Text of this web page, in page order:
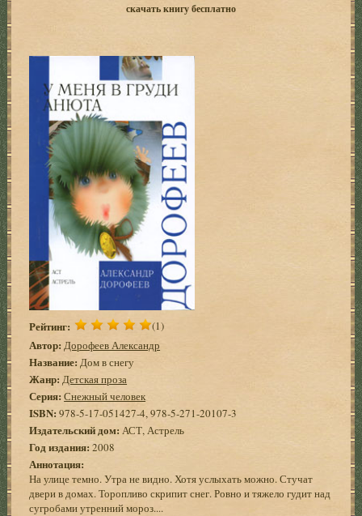
скачать книгу бесплатно
Рейтинг: (1)
Автор: Дорофеев Александр
Название: Дом в снегу
Жанр: Детская проза
Серия: Снежный человек
ISBN: 978-5-17-051427-4, 978-5-271-20107-3
Издательский дом: АСТ, Астрель
Год издания:2008
Аннотация:
На улице темно. Утра не видно. Хотя услыхать можно. Стучат
двери в домах. Торопливо скрипит снег. Ровно и тяжело гудит над
сугробами утренний мороз....